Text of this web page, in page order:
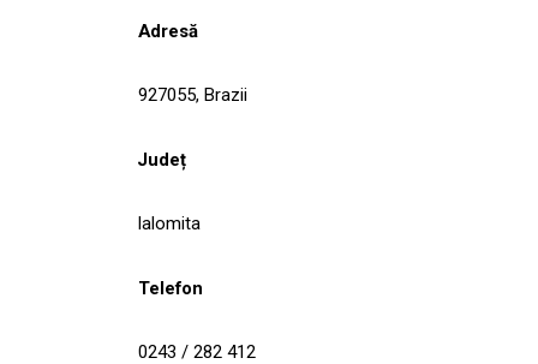
Adresă
927055, Brazii
Județ
Ialomita
Telefon
0243 / 282 412